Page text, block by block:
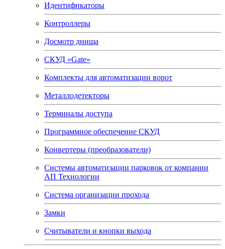
Идентификаторы
Контроллеры
Досмотр днища
СКУД «Gate»
Комплекты для автоматизации ворот
Металлодетекторы
Терминалы доступа
Программное обеспечение СКУД
Конвертеры (преобразователи)
Системы автоматизации парковок от компании
АП Технологии
Система организации прохода
Замки
Считыватели и кнопки выхода